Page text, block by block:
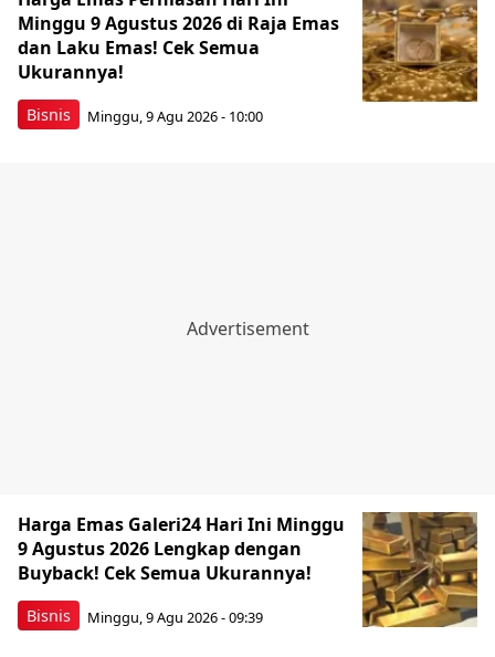
Bisnis
Minggu 9 Agustus 2026 di Raja Emas
dan Laku Emas! Cek Semua
Ukurannya!
Minggu, 9 Agu 2026 - 10:00
Bisnis
Harga Emas Galeri24 Hari Ini Minggu
9 Agustus 2026 Lengkap dengan
Buyback! Cek Semua Ukurannya!
Minggu, 9 Agu 2026 - 09:39